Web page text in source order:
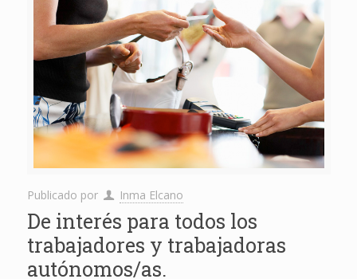
Publicado por Inma Elcano
De interés para todos los
trabajadores y trabajadoras
autónomos/as.